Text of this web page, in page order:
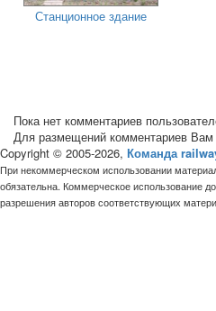
Станционное здание
Пока нет комментариев
Для размещений комментариев
Copyright © 2005-2026, Команда
При некоммерческом использовании
обязательна. Коммерческое использование
разрешения авторов соответствующих